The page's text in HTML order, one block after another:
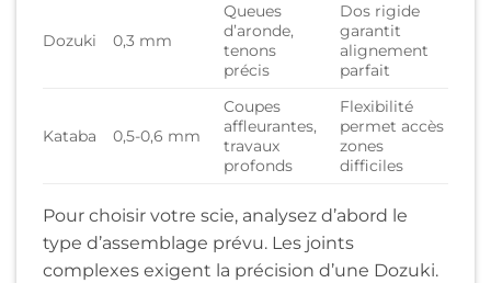
Dozuki 0,3 mm
Queues
d’aronde,
tenons
précis
Dos rigide
garantit
alignement
parfait
Kataba 0,5-0,6 mm
Coupes
affleurantes,
travaux
profonds
Flexibilité
permet accès
zones
difficiles
Pour choisir votre scie, analysez d’abord le
type d’assemblage prévu. Les joints
complexes exigent la précision d’une Dozuki.